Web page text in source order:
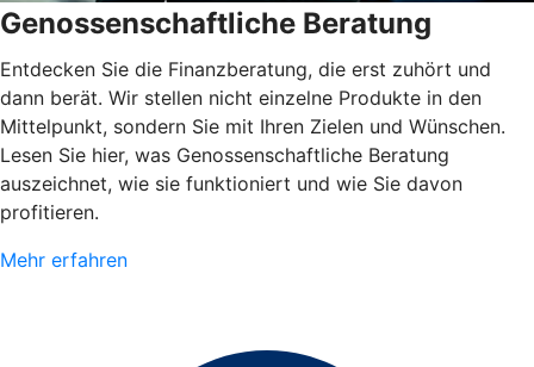
Genossenschaftliche Beratung
Entdecken Sie die Finanzberatung, die erst zuhört und
dann berät. Wir stellen nicht einzelne Produkte in den
Mittelpunkt, sondern Sie mit Ihren Zielen und Wünschen.
Lesen Sie hier, was Genossenschaftliche Beratung
auszeichnet, wie sie funktioniert und wie Sie davon
profitieren.
Mehr erfahren